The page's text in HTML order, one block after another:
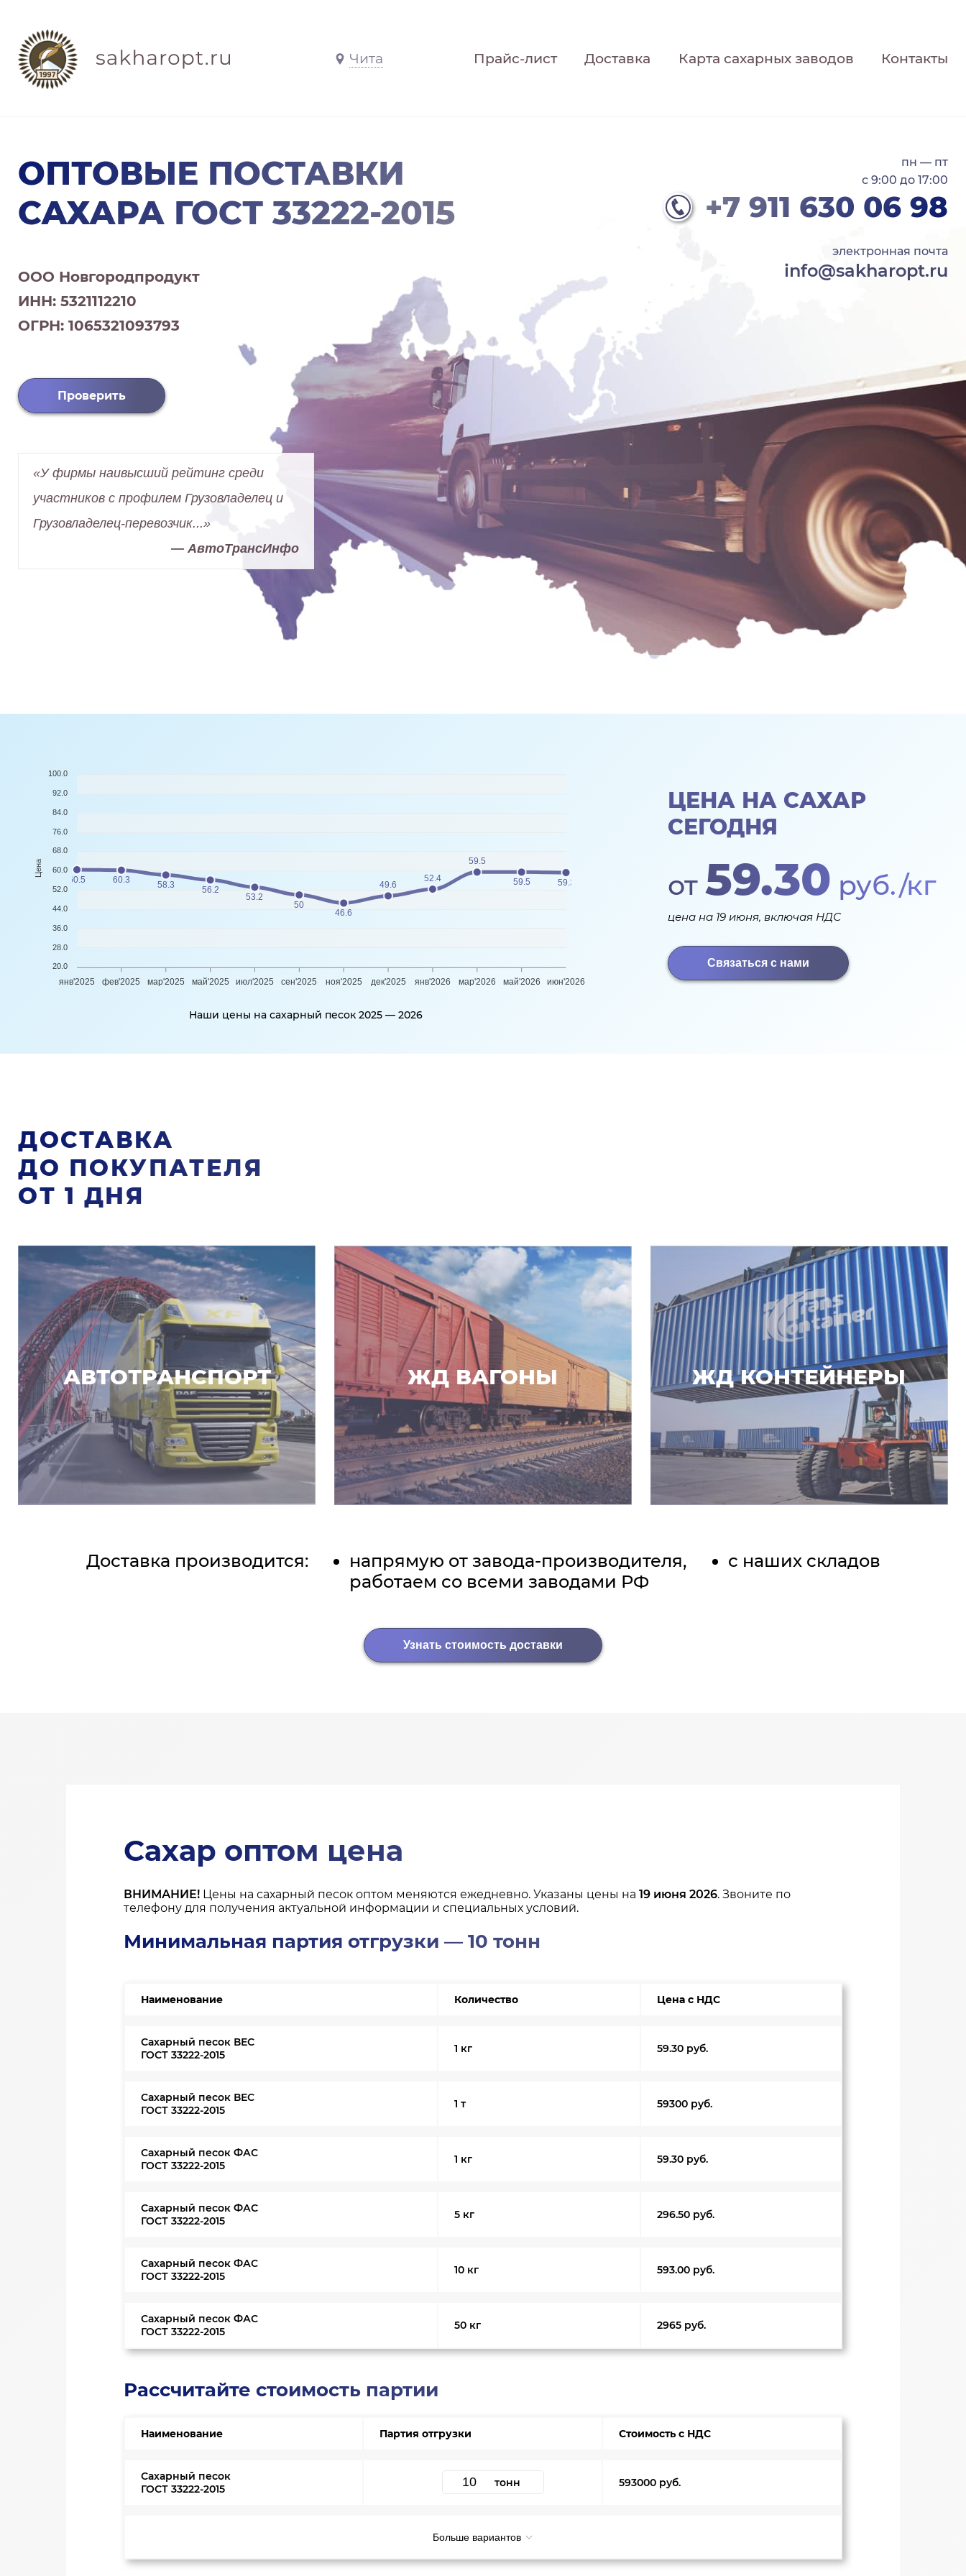
Чита Прайс-лист Доставка Карта сахарных заводов Контакты
ОПТОВЫЕ ПОСТАВКИ
САХАРА ГОСТ 33222-2015
ООО Новгородпродукт
ИНН: 5321112210
ОГРН: 1065321093793
Проверить
«У фирмы наивысший рейтинг среди
участников с профилем Грузовладелец и
Грузовладелец-перевозчик...»
— АвтоТрансИнфо
пн — пт
с 9:00 до 17:00
+7 911 630 06 98
электронная почта
info@sakharopt.ru
Наши цены на сахарный песок 2025 — 2026
янв'2025 фев'2025 мар'2025 май'2025 июл'2025 сен'2025 ноя'2025 дек'2025 янв'2026 мар'2026 май'2026 июн'2026
60.5 60.3 58.3
56.2
53.2
50
46.6
49.6
52.4
59.5
59.5 59.3
100.0
92.0
84.0
76.0
68.0
60.0
52.0
44.0
36.0
28.0
20.0
Цена
ЦЕНА НА САХАР
СЕГОДНЯ
от 59.30 руб./кг
цена на 19 июня, включая НДС
Связаться с нами
ДОСТАВКА
ДО ПОКУПАТЕЛЯ
ОТ 1 ДНЯ
АВТОТРАНСПОРТ ЖД ВАГОНЫ ЖД КОНТЕЙНЕРЫ
Доставка производится:
напрямую от завода-производителя,
работаем со всеми заводами РФ
с наших складов
Узнать стоимость доставки
Сахар оптом цена
ВНИМАНИЕ! Цены на сахарный песок оптом меняются ежедневно. Указаны цены на 19 июня 2026. Звоните по
телефону для получения актуальной информации и специальных условий.
Минимальная партия отгрузки — 10 тонн
Наименование Количество Цена с НДС
Сахарный песок ВЕС
ГОСТ 33222-2015
1 кг 59.30 руб.
Сахарный песок ВЕС
ГОСТ 33222-2015
1 т 59300 руб.
Сахарный песок ФАС
ГОСТ 33222-2015
1 кг 59.30 руб.
Сахарный песок ФАС
ГОСТ 33222-2015
5 кг 296.50 руб.
Сахарный песок ФАС
ГОСТ 33222-2015
10 кг 593.00 руб.
Сахарный песок ФАС
ГОСТ 33222-2015
50 кг 2965 руб.
Рассчитайте стоимость партии
Наименование Партия отгрузки Стоимость с НДС
Сахарный песок
ГОСТ 33222-2015
тонн 593000 руб.
Больше вариантов